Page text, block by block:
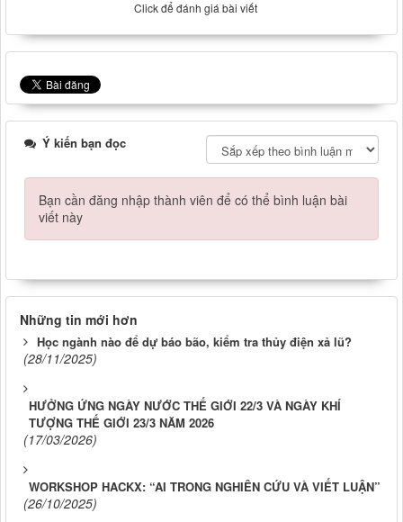
Click để đánh giá bài viết
Ý kiến bạn đọc
Bạn cần đăng nhập thành viên để có thể bình luận bài
viết này
Những tin mới hơn
Học ngành nào để dự báo bão, kiểm tra thủy điện xả lũ?
(28/11/2025)
HƯỞNG ỨNG NGÀY NƯỚC THẾ GIỚI 22/3 VÀ NGÀY KHÍ
TƯỢNG THẾ GIỚI 23/3 NĂM 2026
(17/03/2026)
WORKSHOP HACKX: “AI TRONG NGHIÊN CỨU VÀ VIẾT LUẬN”
(26/10/2025)